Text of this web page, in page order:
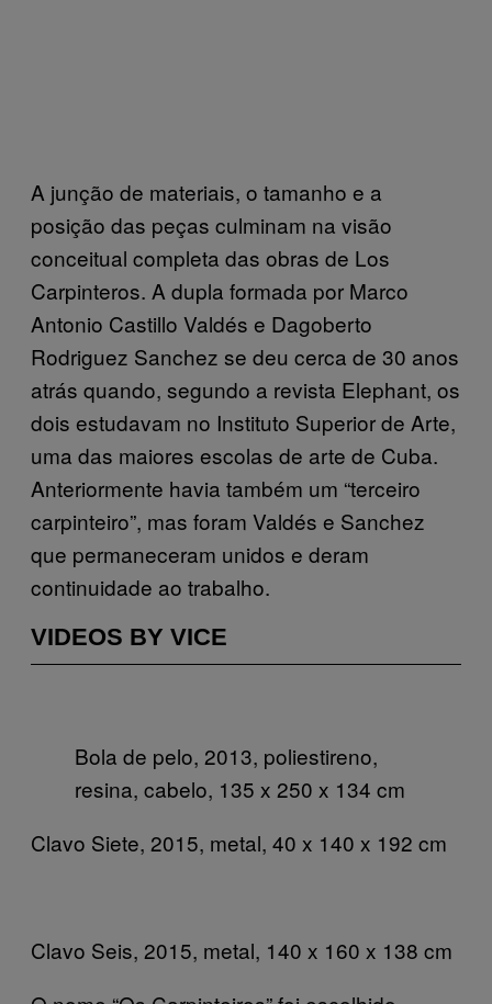
A junção de materiais, o tamanho e a
posição das peças culminam na visão
conceitual completa das obras de Los
Carpinteros. A dupla formada por Marco
Antonio Castillo Valdés e Dagoberto
Rodriguez Sanchez se deu cerca de 30 anos
atrás quando, segundo a revista Elephant, os
dois estudavam no Instituto Superior de Arte,
uma das maiores escolas de arte de Cuba.
Anteriormente havia também um “terceiro
carpinteiro”, mas foram Valdés e Sanchez
que permaneceram unidos e deram
continuidade ao trabalho.
VIDEOS BY VICE
Bola de pelo, 2013, poliestireno,
resina, cabelo, 135 x 250 x 134 cm
Clavo Siete, 2015, metal, 40 x 140 x 192 cm
Clavo Seis, 2015, metal, 140 x 160 x 138 cm